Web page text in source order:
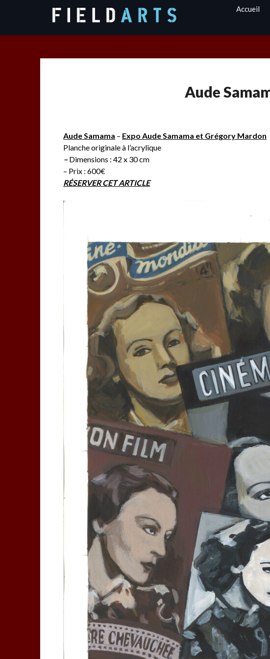
Accueil
Aude
Aude Samama – Expo Aude Samama et Grégory Mardon
Planche originale à l’acrylique
– Dimensions : 42 x 30 cm
– Prix : 600€
RÉSERVER CET ARTICLE